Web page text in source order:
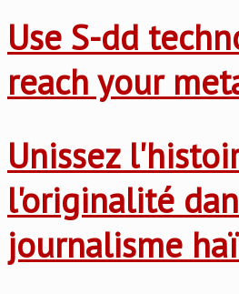
Use S-dd
reach your
Unissez
l'originalité
journalisme